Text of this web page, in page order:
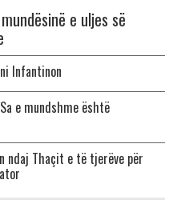
e uljes së
Infantinon
e mundshme është
ndaj Thaçit e të tjerëve për